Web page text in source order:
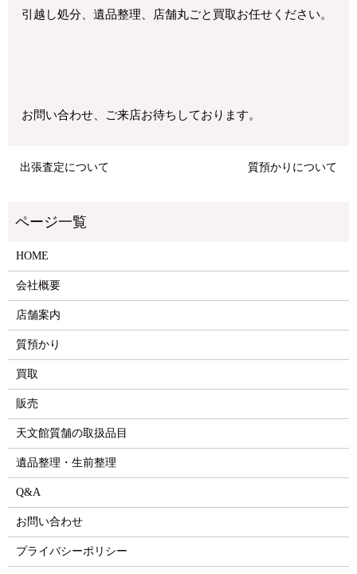
引越し処分、遺品整理、店舗丸ごと買取お任せください。
お問い合わせ、ご来店お待ちしております。
出張査定について 質預かりについて
HOME
会社概要
店舗案内
質預かり
買取
販売
天文館質舗の取扱品目
遺品整理・生前整理
Q&A
お問い合わせ
プライバシーポリシー